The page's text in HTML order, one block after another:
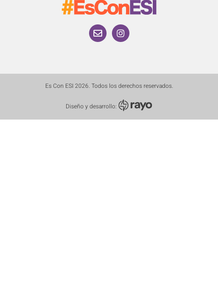
Es Con ESI 2026. Todos los derechos reservados.
Diseño y desarrollo: